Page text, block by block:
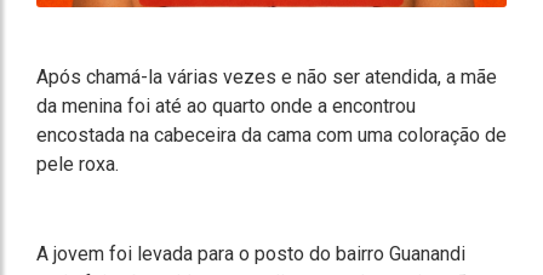
Após chamá-la várias vezes e não ser atendida, a mãe
da menina foi até ao quarto onde a encontrou
encostada na cabeceira da cama com uma coloração de
pele roxa.
A jovem foi levada para o posto do bairro Guanandi